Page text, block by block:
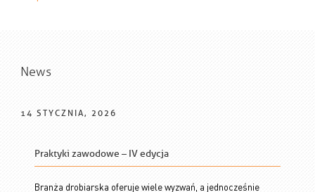
News
14 STYCZNIA, 2026
Praktyki zawodowe – IV edycja
Branża drobiarska oferuje wiele wyzwań, a jednocześnie